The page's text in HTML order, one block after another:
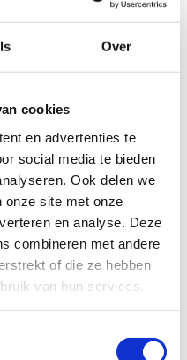
Over
cookies
en advertenties te
social media te bieden
Ook delen we
onze site met onze
en analyse. Deze
combineren met andere
of die ze hebben
van hun services.
je terecht voor heel